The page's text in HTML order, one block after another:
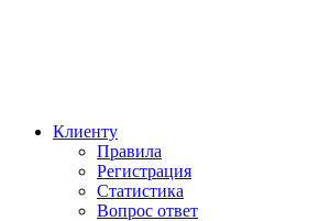
Клиенту
Правила
Регистрация
Статистика
Вопрос ответ